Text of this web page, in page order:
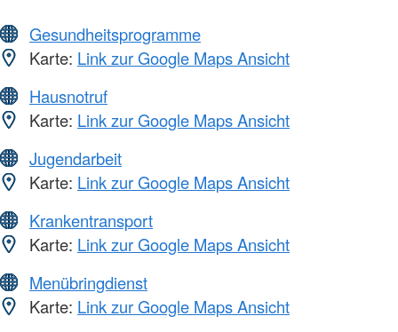
Gesundheitsprogramme
Karte: Link zur Google Maps Ansicht
Hausnotruf
Karte: Link zur Google Maps Ansicht
Jugendarbeit
Karte: Link zur Google Maps Ansicht
Krankentransport
Karte: Link zur Google Maps Ansicht
Menübringdienst
Karte: Link zur Google Maps Ansicht